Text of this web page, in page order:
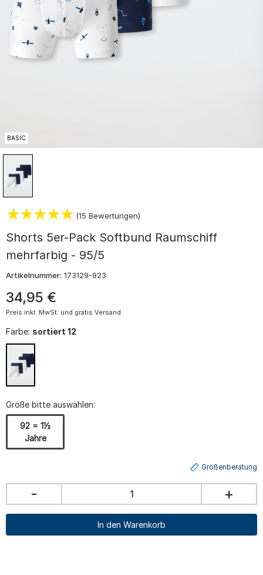
BASIC
(15 Bewertungen)
Shorts 5er-Pack Softbund Raumschiff
mehrfarbig - 95/5
Artikelnummer: 173129-923
34,95 €
Preis inkl. MwSt. und gratis Versand.
Farbe: sortiert 12
Größe bitte auswählen:
92 = 1½
Jahre
Größenberatung
- +
In den Warenkorb